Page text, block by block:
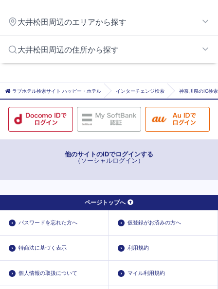
大井松田周辺のエリアから探す
善波・秦野エリア
大井松田周辺の住所から探す
秦野市
ラブホテル検索サイト ハッピー・ホテル インターチェンジ検索 神奈川県のIC検索
他のサイトのIDでログインする
（ソーシャルログイン）
ページトップへ
パスワードを忘れた方へ 仮登録がお済みの方へ
特商法に基づく表示 利用規約
個人情報の取扱について マイル利用規約